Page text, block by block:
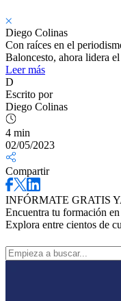
Diego Colinas
Con raíces en el
Baloncesto, ahora lidera
Leer más
D
Escrito por
Diego Colinas
4 min
02/05/2023
Compartir
INFÓRMATE GRATIS
Encuentra tu formación
Explora entre cientos de